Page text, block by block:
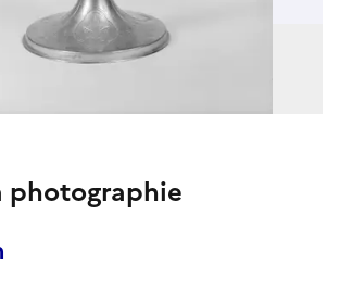
photographie